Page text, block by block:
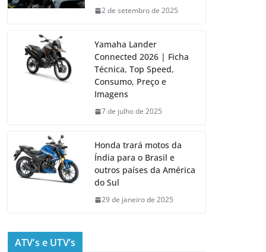
2 de setembro de 2025
Yamaha Lander
Connected 2026 | Ficha
Técnica, Top Speed,
Consumo, Preço e
Imagens
7 de julho de 2025
Honda trará motos da
Índia para o Brasil e
outros países da América
do Sul
29 de janeiro de 2025
ATV’s e UTV’s